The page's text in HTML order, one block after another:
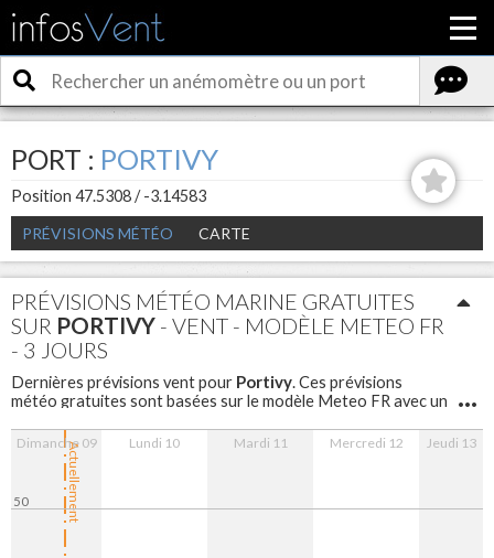
PORT : PORTIVY
Position 47.5308 / -3.14583
PRÉVISIONS MÉTÉO
CARTE
PRÉVISIONS MÉTÉO MARINE GRATUITES
SUR PORTIVY - VENT - MODÈLE METEO FR
- 3 JOURS
Dernières prévisions vent pour Portivy. Ces prévisions
météo gratuites sont basées sur le modèle Meteo FR avec un
avec un pas d'une heure.
Actuellement
Dimanche 09 Lundi 10 Mardi 11 Mercredi 12 Jeudi 13
50